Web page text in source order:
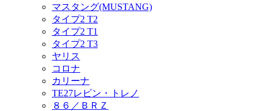
マスタング(MUSTANG)
タイプ2 T2
タイプ2 T1
タイプ2 T3
ヤリス
コロナ
カリーナ
TE27レビン・トレノ
８６／ＢＲＺ